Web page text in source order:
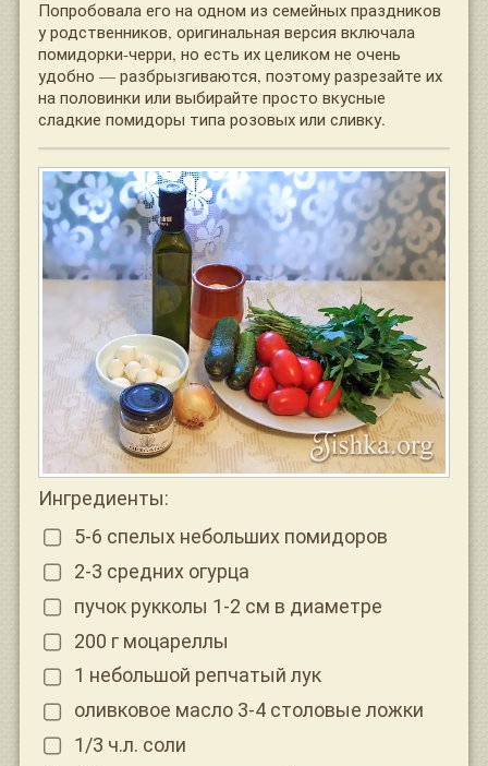
Попробовала его на одном из семейных праздников
у родственников, оригинальная версия включала
помидорки-черри, но есть их целиком не очень
удобно — разбрызгиваются, поэтому разрезайте их
на половинки или выбирайте просто вкусные
сладкие помидоры типа розовых или сливку.
Ингредиенты:
5-6 спелых небольших помидоров
2-3 средних огурца
пучок рукколы 1-2 см в диаметре
200 г моцареллы
1 небольшой репчатый лук
оливковое масло 3-4 столовые ложки
1/3 ч.л. соли